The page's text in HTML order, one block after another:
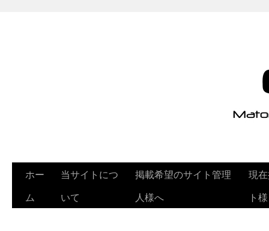
ホー
ム
当サイトにつ
いて
掲載希望のサイト管理
人様へ
現
ト様